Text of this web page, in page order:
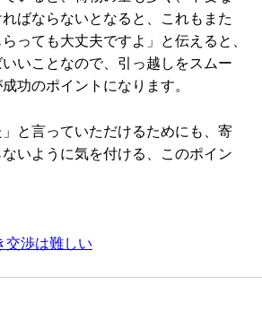
ばならないとなると、これもまた
っても大丈夫ですよ」と伝えると、
いことなので、引っ越しをスムー
功のポイントになります。
と言っていただけるためにも、寄
いように気を付ける、このポイン
交渉は難しい